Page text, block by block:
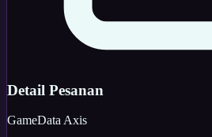
Detail Pesanan
GameData Axis